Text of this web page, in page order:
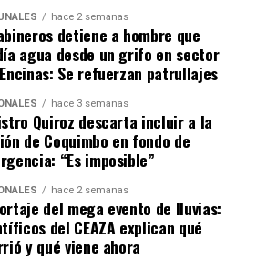
hace 2 semanas
detiene a hombre que
agua desde un grifo en sector
Se refuerzan patrullajes
hace 3 semanas
Quiroz descarta incluir a la
de Coquimbo en fondo de
“Es imposible”
hace 2 semanas
del mega evento de lluvias:
del CEAZA explican qué
y qué viene ahora